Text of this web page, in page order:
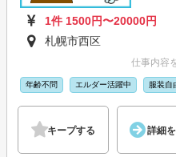
1件 1500円〜20000円
札幌市西区
仕事内容
年齢不問 エルダー活躍中 服装自
キープする 詳細